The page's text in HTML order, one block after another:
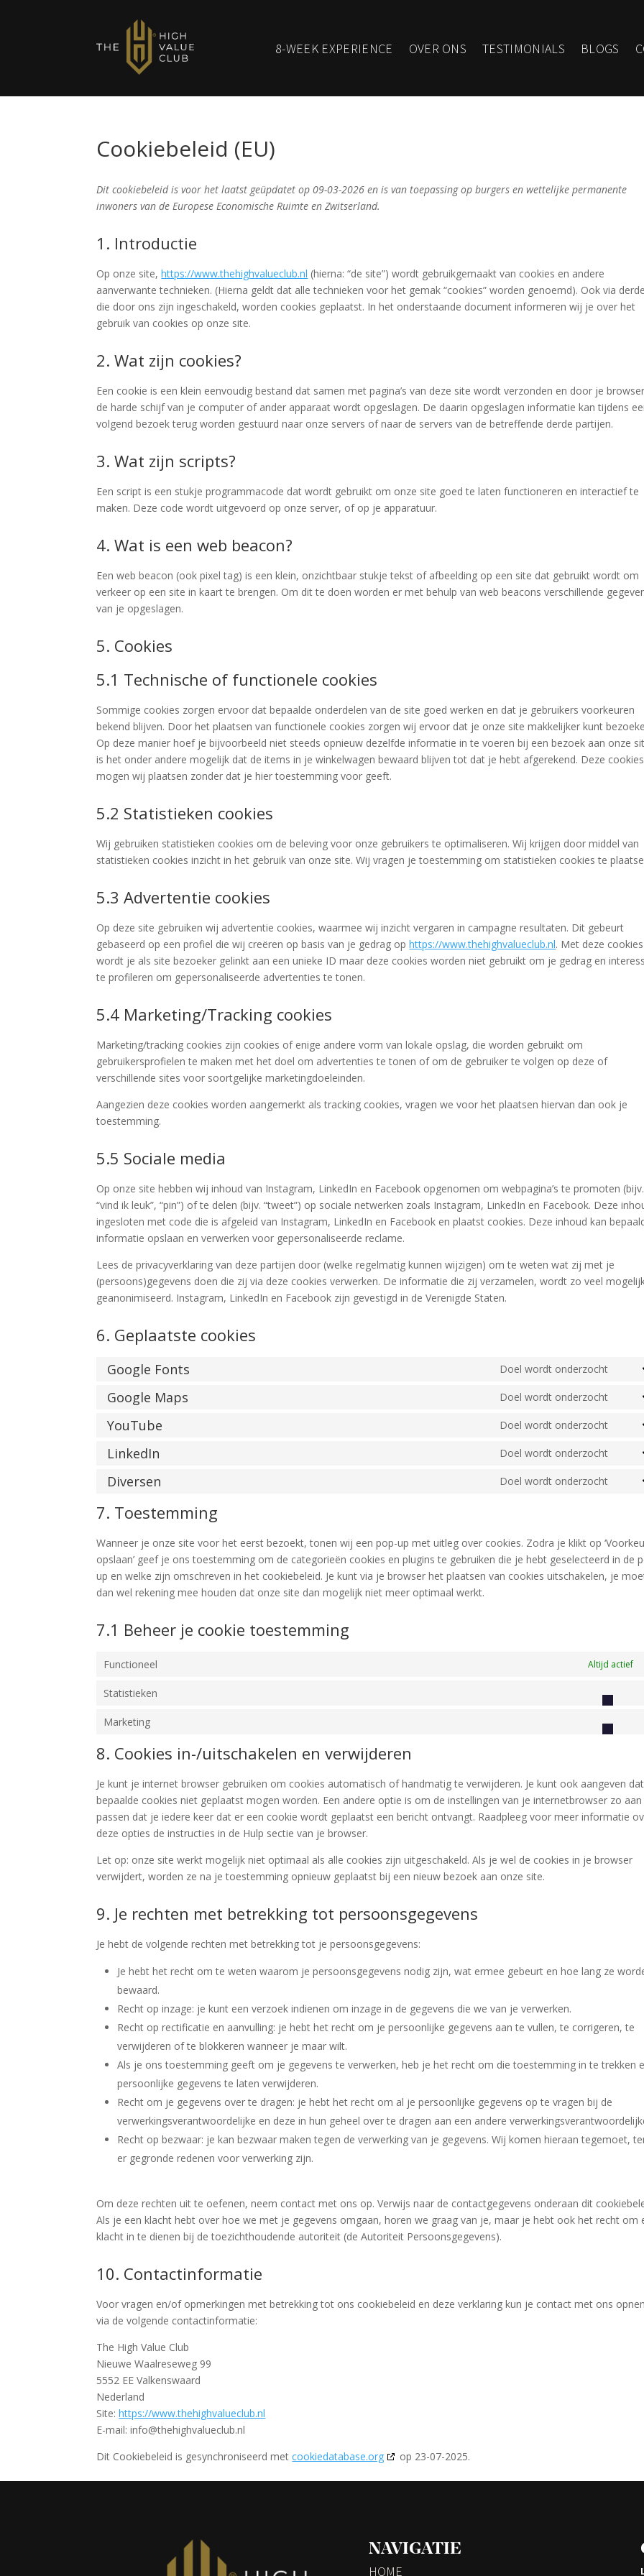
8-WEEK EXPERIENCE OVER ONS TESTIMONIALS BLOGS
Cookiebeleid (EU)
Dit cookiebeleid is voor het laatst geüpdatet op 09-03-2026 en is van toepassing op burgers en wettelijke permanente
inwoners van de Europese Economische Ruimte en Zwitserland.
1. Introductie
Op onze site,https://www.thehighvalueclub.nl (hierna: “de site”) wordt gebruikgemaakt van cookies en andere
aanverwante technieken. (Hierna geldt dat alle technieken voor het gemak “cookies” worden genoemd). Ook via
die door ons zijn ingeschakeld, worden cookies geplaatst. In het onderstaande document informeren wij je over het
gebruik van cookies op onze site.
2. Wat zijn cookies?
Een cookie is een klein eenvoudig bestand dat samen met pagina’s van deze site wordt verzonden en door je
de harde schijf van je computer of ander apparaat wordt opgeslagen. De daarin opgeslagen informatie kan tijdens
volgend bezoek terug worden gestuurd naar onze servers of naar de servers van de betreffende derde partijen.
3. Wat zijn scripts?
Een script is een stukje programmacode dat wordt gebruikt om onze site goed te laten functioneren en interactief te
maken. Deze code wordt uitgevoerd op onze server, of op je apparatuur.
4. Wat is een web beacon?
Een web beacon (ook pixel tag) is een klein, onzichtbaar stukje tekst of afbeelding op een site dat gebruikt wordt om
verkeer op een site in kaart te brengen. Om dit te doen worden er met behulp van web beacons verschillende
van je opgeslagen.
5. Cookies
5.1 Technische of functionele cookies
Sommige cookies zorgen ervoor dat bepaalde onderdelen van de site goed werken en dat je gebruikers voorkeuren
bekend blijven. Door het plaatsen van functionele cookies zorgen wij ervoor dat je onze site makkelijker kunt
Op deze manier hoef je bijvoorbeeld niet steeds opnieuw dezelfde informatie in te voeren bij een bezoek aan onze
is het onder andere mogelijk dat de items in je winkelwagen bewaard blijven tot dat je hebt afgerekend. Deze cookies
mogen wij plaatsen zonder dat je hier toestemming voor geeft.
5.2 Statistieken cookies
Wij gebruiken statistieken cookies om de beleving voor onze gebruikers te optimaliseren. Wij krijgen door middel van
statistieken cookies inzicht in het gebruik van onze site. Wij vragen je toestemming om statistieken cookies te
5.3 Advertentie cookies
Op deze site gebruiken wij advertentie cookies, waarmee wij inzicht vergaren in campagne resultaten. Dit gebeurt
gebaseerd op een profiel die wij creëren op basis van je gedrag ophttps://www.thehighvalueclub.nl. Met deze cookies
wordt je als site bezoeker gelinkt aan een unieke ID maar deze cookies worden niet gebruikt om je gedrag en
te profileren om gepersonaliseerde advertenties te tonen.
5.4 Marketing/Tracking cookies
Marketing/tracking cookies zijn cookies of enige andere vorm van lokale opslag, die worden gebruikt om
gebruikersprofielen te maken met het doel om advertenties te tonen of om de gebruiker te volgen op deze of
verschillende sites voor soortgelijke marketingdoeleinden.
Aangezien deze cookies worden aangemerkt als tracking cookies, vragen we voor het plaatsen hiervan dan ook je
toestemming.
5.5 Sociale media
Op onze site hebben wij inhoud van Instagram, LinkedIn en Facebook opgenomen om webpagina’s te promoten (bijv.
“vind ik leuk”, “pin”) of te delen (bijv. “tweet”) op sociale netwerken zoals Instagram, LinkedIn en Facebook. Deze
ingesloten met code die is afgeleid van Instagram, LinkedIn en Facebook en plaatst cookies. Deze inhoud kan
informatie opslaan en verwerken voor gepersonaliseerde reclame.
Lees de privacyverklaring van deze partijen door (welke regelmatig kunnen wijzigen) om te weten wat zij met je
(persoons)gegevens doen die zij via deze cookies verwerken. De informatie die zij verzamelen, wordt zo veel
geanonimiseerd. Instagram, LinkedIn en Facebook zijn gevestigd in de Verenigde Staten.
6. Geplaatste cookies
Google Fonts Doel wordt onderzocht
Google Maps Doel wordt onderzocht
YouTube Doel wordt onderzocht
LinkedIn Doel wordt onderzocht
Diversen Doel wordt onderzocht
7. Toestemming
Wanneer je onze site voor het eerst bezoekt, tonen wij een pop-up met uitleg over cookies. Zodra je klikt op
opslaan’ geef je ons toestemming om de categorieën cookies en plugins te gebruiken die je hebt geselecteerd in de
up en welke zijn omschreven in het cookiebeleid. Je kunt via je browser het plaatsen van cookies uitschakelen, je
dan wel rekening mee houden dat onze site dan mogelijk niet meer optimaal werkt.
7.1 Beheer je cookie toestemming
Functioneel Altijd actief
Statistieken
Marketing
8. Cookies in-/uitschakelen en verwijderen
Je kunt je internet browser gebruiken om cookies automatisch of handmatig te verwijderen. Je kunt ook aangeven dat
bepaalde cookies niet geplaatst mogen worden. Een andere optie is om de instellingen van je internetbrowser zo aan
passen dat je iedere keer dat er een cookie wordt geplaatst een bericht ontvangt. Raadpleeg voor meer informatie
deze opties de instructies in de Hulp sectie van je browser.
Let op: onze site werkt mogelijk niet optimaal als alle cookies zijn uitgeschakeld. Als je wel de cookies in je browser
verwijdert, worden ze na je toestemming opnieuw geplaatst bij een nieuw bezoek aan onze site.
9. Je rechten met betrekking tot persoonsgegevens
Je hebt de volgende rechten met betrekking tot je persoonsgegevens:
Je hebt het recht om te weten waarom je persoonsgegevens nodig zijn, wat ermee gebeurt en hoe lang ze
bewaard.
Recht op inzage: je kunt een verzoek indienen om inzage in de gegevens die we van je verwerken.
Recht op rectificatie en aanvulling: je hebt het recht om je persoonlijke gegevens aan te vullen, te corrigeren, te
verwijderen of te blokkeren wanneer je maar wilt.
Als je ons toestemming geeft om je gegevens te verwerken, heb je het recht om die toestemming in te trekken
persoonlijke gegevens te laten verwijderen.
Recht om je gegevens over te dragen: je hebt het recht om al je persoonlijke gegevens op te vragen bij de
verwerkingsverantwoordelijke en deze in hun geheel over te dragen aan een andere
Recht op bezwaar: je kan bezwaar maken tegen de verwerking van je gegevens. Wij komen hieraan tegemoet,
er gegronde redenen voor verwerking zijn.
Om deze rechten uit te oefenen, neem contact met ons op. Verwijs naar de contactgegevens onderaan dit
Als je een klacht hebt over hoe we met je gegevens omgaan, horen we graag van je, maar je hebt ook het recht om
klacht in te dienen bij de toezichthoudende autoriteit (de Autoriteit Persoonsgegevens).
10. Contactinformatie
Voor vragen en/of opmerkingen met betrekking tot ons cookiebeleid en deze verklaring kun je contact met ons
via de volgende contactinformatie:
The High Value Club
Nieuwe Waalreseweg 99
5552 EE Valkenswaard
Nederland
Site:https://www.thehighvalueclub.nl
E-mail:info@thehighvalueclub.nl
Dit Cookiebeleid is gesynchroniseerd metcookiedatabase.org op 23-07-2025.
NAVIGATIE
HOME